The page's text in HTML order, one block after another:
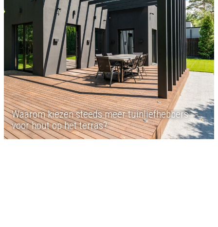
Waarom kiezen steeds meer tuinliefhebbers
voor hout op het terras?